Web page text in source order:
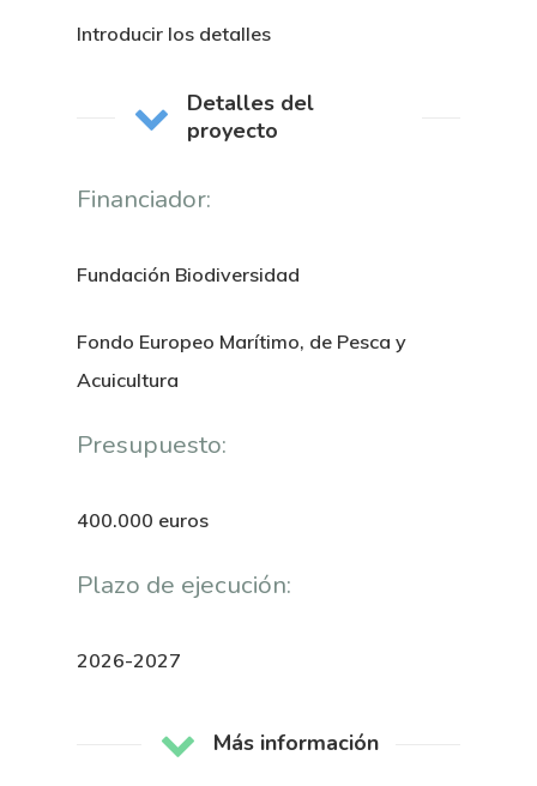
Introducir los detalles
Detalles del
proyecto
Financiador:
Fundación Biodiversidad
Fondo Europeo Marítimo, de Pesca y
Acuicultura
Presupuesto:
400.000 euros
Plazo de ejecución:
2026-2027
Más información
Organización
Novedades